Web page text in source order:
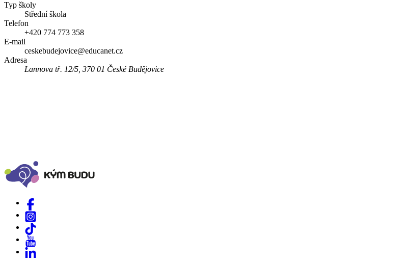
Typ školy
Střední škola
Telefon
+420 774 773 358
E-mail
ceskebudejovice@educanet.cz
Adresa
Lannova tř. 12/5, 370 01 České Budějovice